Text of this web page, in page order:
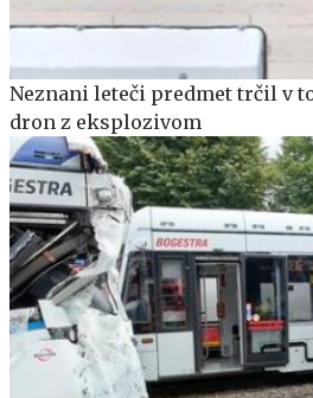
Neznani leteči predmet trčil v
dron z eksplozivom